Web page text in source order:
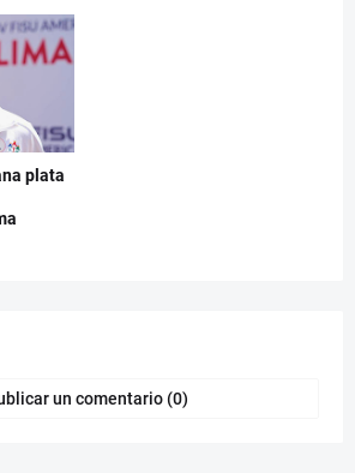
plata
un comentario (0)